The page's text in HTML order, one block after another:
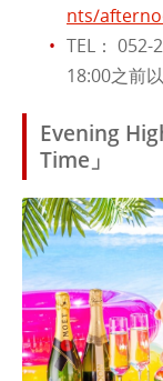
nts/
TEL：
18:00之前
Evening
Time」